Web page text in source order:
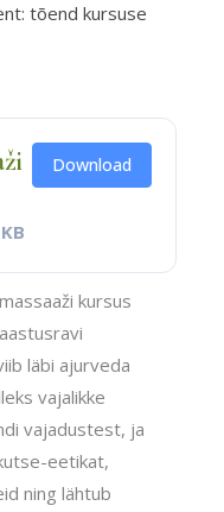
tõend kursuse
Download
kursus
läbi ajurveda
vajalikke
vajadustest, ja
eetikat,
ning lähtub